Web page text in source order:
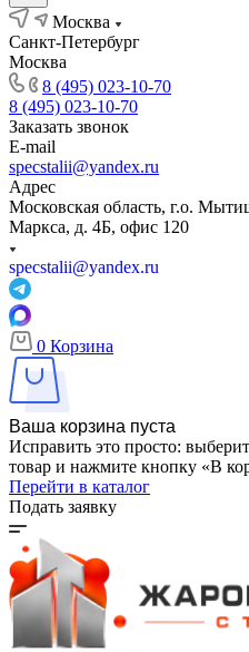
Москва
Санкт-Петербург
Москва
8 (495) 023-10-70
8 (495) 023-10-70
Заказать звонок
E-mail
specstalii@yandex.ru
Адрес
Московская область, г.о.
Маркса, д. 4Б, офис 120
specstalii@yandex.ru
0 Корзина
Ваша корзина пуста
Исправить это просто:
товар и нажмите кнопку «В
Перейти в каталог
Подать заявку